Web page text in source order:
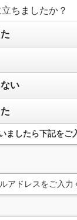
ちましたか？
い
ましたら下記をご
アドレスをご入力